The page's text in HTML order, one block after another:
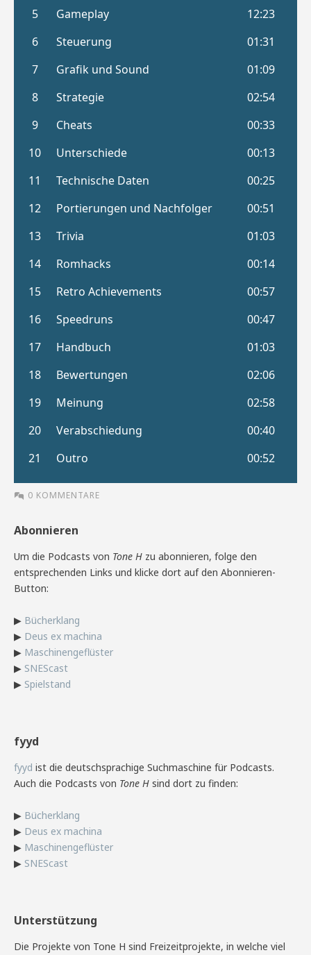
0 KOMMENTARE
Abonnieren
Um die Podcasts von Tone H zu abonnieren, folge den
entsprechenden Links und klicke dort auf den Abonnieren-
Button:
▶ Bücherklang
▶ Deus ex machina
▶ Maschinengeflüster
▶ SNEScast
▶ Spielstand
fyyd
fyyd ist die deutschsprachige Suchmaschine für Podcasts.
Auch die Podcasts von Tone H sind dort zu finden:
▶ Bücherklang
▶ Deus ex machina
▶ Maschinengeflüster
▶ SNEScast
Unterstützung
Die Projekte von Tone H sind Freizeitprojekte, in welche viel